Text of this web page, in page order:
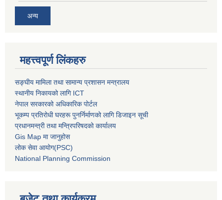
अन्य
महत्त्वपूर्ण लिंकहरु
सङ्घीय मामिला तथा सामान्य प्रशासन मन्त्रालय
स्थानीय निकायको लागि ICT
नेपाल सरकारको अधिकारिक पोर्टल
भूकम्प प्रतिरोधी घरहरू पुनर्निर्माणको लागि डिजाइन सूची
प्रधानमन्त्री तथा मन्त्रिपरिषदको कार्यालय
Gis Map मा जानुहोस
लोक सेवा आयोग(PSC)
National Planning Commission